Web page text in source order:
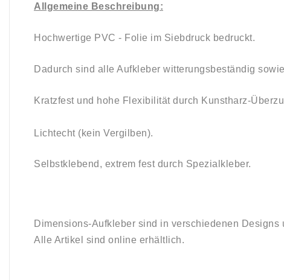
Allgemeine Beschreibung:
Hochwertige PVC - Folie im Siebdruck bedruckt.
Dadurch sind alle Aufkleber witterungsbeständig sowie
Kratzfest und hohe Flexibilität durch Kunstharz-
Lichtecht (kein Vergilben).
Selbstklebend, extrem fest durch Spezialkleber.
Dimensions-Aufkleber sind in verschiedenen Designs
Alle Artikel sind online erhältlich.